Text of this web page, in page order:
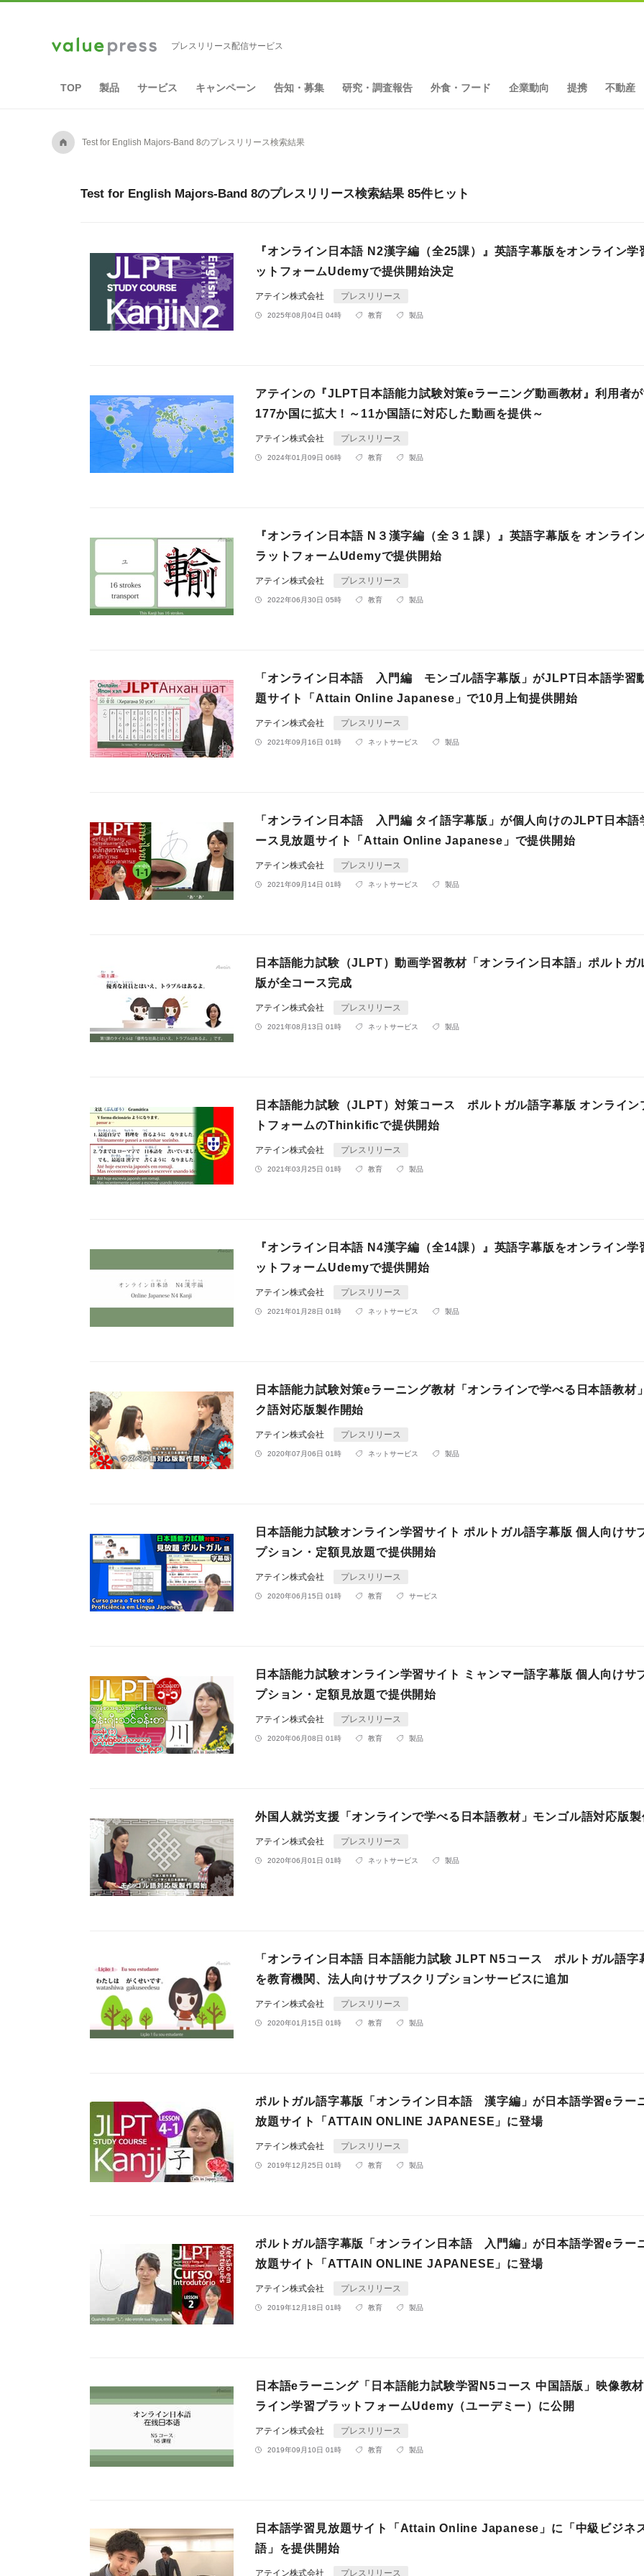
プレスリリース配信サービス
TOP 製品 サービス キャンペーン 告知・募集 研究・調査報告 外食・フード 企業動向 提携 不動産
A Test for English Majors-Band 8のプレスリリース検索結果
Test for English Majors-Band 8のプレスリリース検索結果 85件ヒット
『オンライン日本語 N2漢字編（全25課）』英語字幕版をオンライン学
ットフォームUdemyで提供開始決定
アテイン株式会社 プレスリリース
2025年08月04日 04時 教育 製品
アテインの『JLPT日本語能力試験対策eラーニング動画教材』利用者
177か国に拡大！～11か国語に対応した動画を提供～
アテイン株式会社 プレスリリース
2024年01月09日 06時 教育 製品
『オンライン日本語 N３漢字編（全３１課）』英語字幕版を オンライ
ラットフォームUdemyで提供開始
アテイン株式会社 プレスリリース
2022年06月30日 05時 教育 製品
「オンライン日本語 入門編 モンゴル語字幕版」がJLPT日本語学習
題サイト「Attain Online Japanese」で10月上旬提供開始
アテイン株式会社 プレスリリース
2021年09月16日 01時 ネットサービス 製品
「オンライン日本語 入門編 タイ語字幕版」が個人向けのJLPT日本語
ース見放題サイト「Attain Online Japanese」で提供開始
アテイン株式会社 プレスリリース
2021年09月14日 01時 ネットサービス 製品
日本語能力試験（JLPT）動画学習教材「オンライン日本語」ポルトガ
版が全コース完成
アテイン株式会社 プレスリリース
2021年08月13日 01時 ネットサービス 製品
日本語能力試験（JLPT）対策コース ポルトガル語字幕版 オンライン
トフォームのThinkificで提供開始
アテイン株式会社 プレスリリース
2021年03月25日 01時 教育 製品
『オンライン日本語 N4漢字編（全14課）』英語字幕版をオンライン学
ットフォームUdemyで提供開始
アテイン株式会社 プレスリリース
2021年01月28日 01時 ネットサービス 製品
日本語能力試験対策eラーニング教材「オンラインで学べる日本語教材
ク語対応版製作開始
アテイン株式会社 プレスリリース
2020年07月06日 01時 ネットサービス 製品
日本語能力試験オンライン学習サイト ポルトガル語字幕版 個人向けサ
プション・定額見放題で提供開始
アテイン株式会社 プレスリリース
2020年06月15日 01時 教育 サービス
日本語能力試験オンライン学習サイト ミャンマー語字幕版 個人向けサ
プション・定額見放題で提供開始
アテイン株式会社 プレスリリース
2020年06月08日 01時 教育 製品
外国人就労支援「オンラインで学べる日本語教材」モンゴル語対応版
アテイン株式会社 プレスリリース
2020年06月01日 01時 ネットサービス 製品
「オンライン日本語 日本語能力試験 JLPT N5コース ポルトガル語字
を教育機関、法人向けサブスクリプションサービスに追加
アテイン株式会社 プレスリリース
2020年01月15日 01時 教育 製品
ポルトガル語字幕版「オンライン日本語 漢字編」が日本語学習eラー
放題サイト「ATTAIN ONLINE JAPANESE」に登場
アテイン株式会社 プレスリリース
2019年12月25日 01時 教育 製品
ポルトガル語字幕版「オンライン日本語 入門編」が日本語学習eラー
放題サイト「ATTAIN ONLINE JAPANESE」に登場
アテイン株式会社 プレスリリース
2019年12月18日 01時 教育 製品
日本語eラーニング「日本語能力試験学習N5コース 中国語版」映像教
ライン学習プラットフォームUdemy（ユーデミー）に公開
アテイン株式会社 プレスリリース
2019年09月10日 01時 教育 製品
日本語学習見放題サイト「Attain Online Japanese」に「中級ビジネ
語」を提供開始
アテイン株式会社 プレスリリース